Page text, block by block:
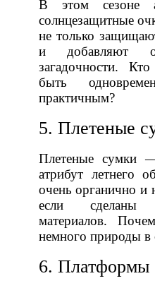
В этом сезоне
солнцезащитные
не только
и добавляют
загадочности.
быть
практичным?
5. Плетеные
Плетеные сумки
атрибут летнего
очень органично и
если сделаны
материалов.
немного природы в
6. Платформы